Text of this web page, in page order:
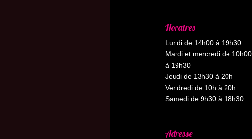
Horaires
Lundi de 14h00 à 19h30
Mardi et mercredi de 10h00
à 19h30
Jeudi de 13h30 à 20h
Vendredi de 10h à 20h
Samedi de 9h30 à 18h30
Adresse